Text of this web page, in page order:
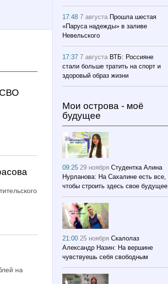
СВО
на
17:487 августа Прошла шестая
«Паруса надежды» в заливе
Невельского
17:377 августа ВТБ: Россияне
стали больше тратить на спорт и
здоровый образ жизни
Мои острова - моё
будущее
09:2529 ноября Студентка Алина
Нурланова: На Сахалине есть все,
чтобы строить здесь свое будущее
21:0025 ноября Скалолаз
Александр Назин: На вершине
чувствуешь себя свободным